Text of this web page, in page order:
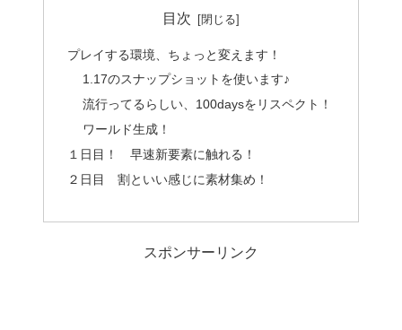
目次
プレイする環境、ちょっと変えます！
1.17のスナップショットを使います♪
流行ってるらしい、100daysをリスペクト！
ワールド生成！
１日目！ 早速新要素に触れる！
２日目 割といい感じに素材集め！
スポンサーリンク